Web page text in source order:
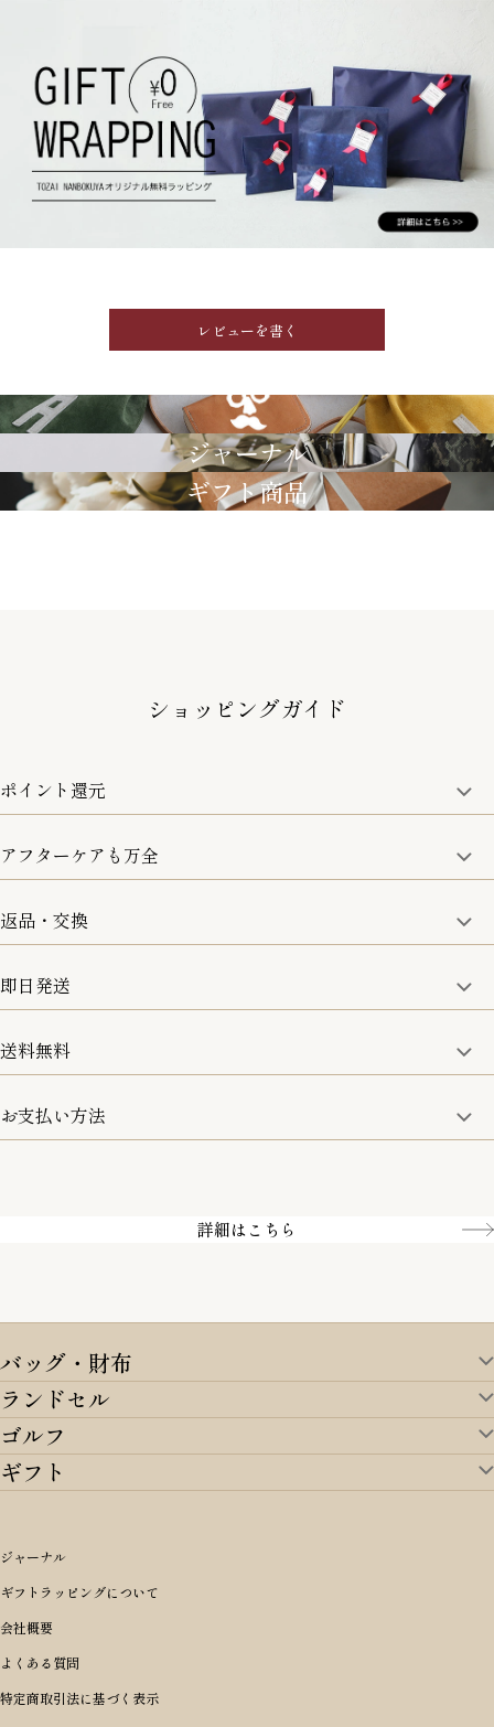
レビューを書く
GRIMM LAB
ジャーナル
ギフト商品
ショッピングガイド
ポイント還元
商品金額の10%をポイント還元いたします。
アフターケアも万全
取り扱い商品はすべて正規品となります。
修理などのご相談に関しましては、責任を持って対応させてい
ただきます。
返品・交換
8日以内なら、返品・交換も可能です。
即日発送
15:00までのご注文は即日発送
お取寄せ商品を除く
送料無料
5,500円(税込)以上で全国送料無料となります。
お支払い方法
詳細はこちら
バッグ・財布
バッグ・財布TOP
すべてを見る
アイテムから選ぶ
リュックサック・デイパック・バックパック
ショルダーバッグ
ボディバッグ・ウエストバッグ
長財布
二つ折り財布
m＋ エムピウ
PORTER 吉田カバン ポーター
BRIEFING ブリーフィング
Dakota ダコタ
CLEDRAN クレドラン
ランドセル
ランドセルTOP
すべてを見る
オリジナルランドセル
女の子ランドセル
男の子ランドセル
ランドセル小物・その他
レッド
価格から選ぶ
〜49,999円
50,000円〜59,999円
60,000円〜69,999円
70,000円〜79,999円
ゴルフ
ゴルフTOP
アイテムから選ぶ
キャディバッグ
ヘッドカバー
ゴルフ小物
ゴルフウェア/アクセサリー
ブランドから選ぶ
BRIEFING ブリーフィング
master-piece マスターピース
JONES ジョーンズ
ギフト
シーンから探す
誕生日
結婚祝い
出産祝い
入学・進学祝い
性別・年齢から探す
男性向け
女性向け
10代
予算から探す
〜4,999円
5,000円〜9,999円
ジャーナル
ギフトラッピングについて
会社概要
よくある質問
特定商取引法に基づく表示